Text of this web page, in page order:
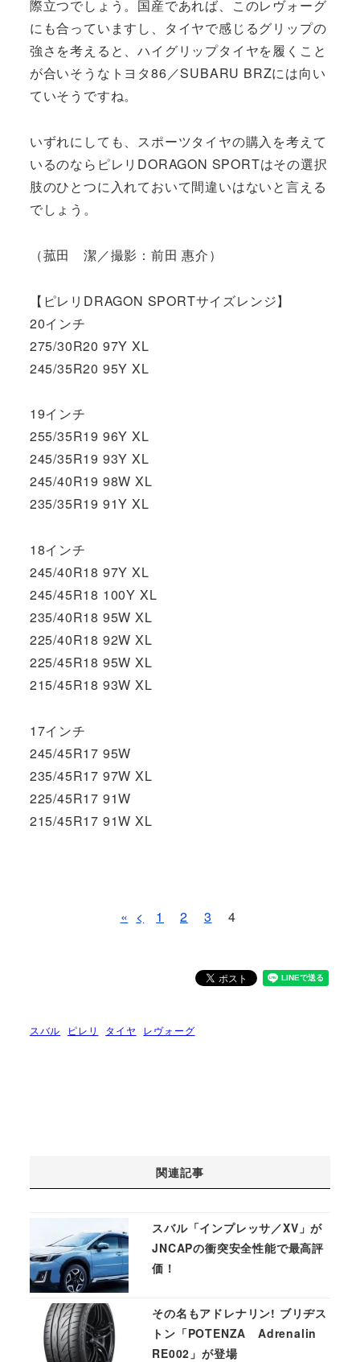
際立つでしょう。国産であれば、このレヴォーグ
にも合っていますし、タイヤで感じるグリップの
強さを考えると、ハイグリップタイヤを履くこと
が合いそうなトヨタ86／SUBARU BRZには向い
ていそうですね。
いずれにしても、スポーツタイヤの購入を考えて
いるのならピレリDORAGON SPORTはその選択
肢のひとつに入れておいて間違いはないと言える
でしょう。
（菰田 潔／撮影：前田 惠介）
【ピレリDRAGON SPORTサイズレンジ】
20インチ
275/30R20 97Y XL
245/35R20 95Y XL
19インチ
255/35R19 96Y XL
245/35R19 93Y XL
245/40R19 98W XL
235/35R19 91Y XL
18インチ
245/40R18 97Y XL
245/45R18 100Y XL
235/40R18 95W XL
225/40R18 92W XL
225/45R18 95W XL
215/45R18 93W XL
17インチ
245/45R17 95W
235/45R17 97W XL
225/45R17 91W
215/45R17 91W XL
« < 1 2 3 4
スバル ピレリ タイヤ レヴォーグ
関連記事
スバル「インプレッサ／XV」が
JNCAPの衝突安全性能で最高評
価！
その名もアドレナリン! ブリヂス
トン「POTENZA Adrenalin
RE002」が登場